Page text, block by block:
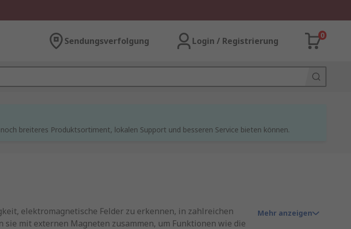
Sendungsverfolgung Login / Registrierung
0
breiteres Produktsortiment, lokalen Support und besseren Service bieten können.
elektromagnetische Felder zu erkennen, in zahlreichen
mit externen Magneten zusammen, um Funktionen wie die
Mehr anzeigen